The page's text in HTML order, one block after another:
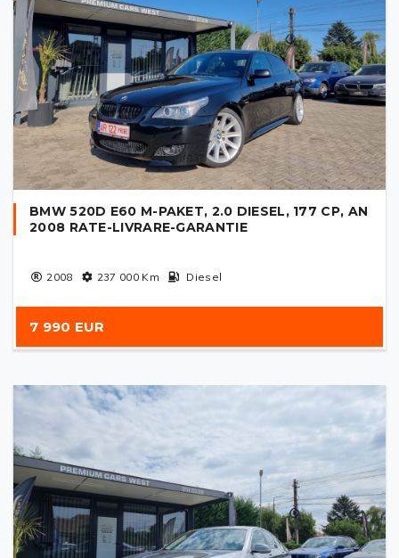
BMW 520D E60 M-PAKET, 2.0 DIESEL, 177 CP, AN
2008 RATE-LIVRARE-GARANTIE
2008 237 000Km Diesel
7 990 EUR